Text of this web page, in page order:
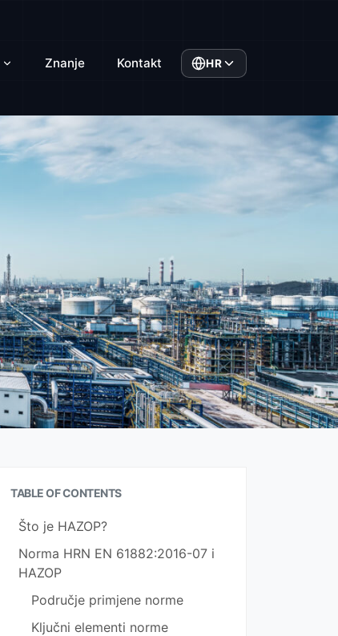
Znanje Kontakt HR
TABLE OF CONTENTS
Što je HAZOP?
Norma HRN EN 61882:2016-07 i
HAZOP
Područje primjene norme
Ključni elementi norme